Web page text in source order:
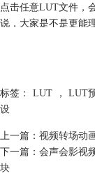
点击任意LUT文件，
说，大家是不是更能
如果觉得内置的LUT
400+的模板素材，有
标签： LUT ， LUT
设
上一篇： 视频转场动
下一篇： 会声会影视
块